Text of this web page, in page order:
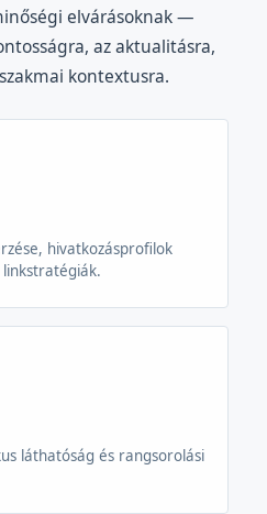
elvárásoknak —
az aktualitásra,
kontextusra.
hivatkozásprofilok
láthatóság és rangsorolási